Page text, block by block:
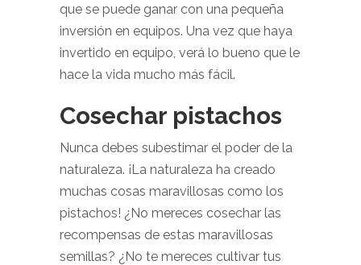
que se puede ganar con una pequeña
inversión en equipos. Una vez que haya
invertido en equipo, verá lo bueno que le
hace la vida mucho más fácil.
Cosechar pistachos
Nunca debes subestimar el poder de la
naturaleza. ¡La naturaleza ha creado
muchas cosas maravillosas como los
pistachos! ¿No mereces cosechar las
recompensas de estas maravillosas
semillas? ¿No te mereces cultivar tus